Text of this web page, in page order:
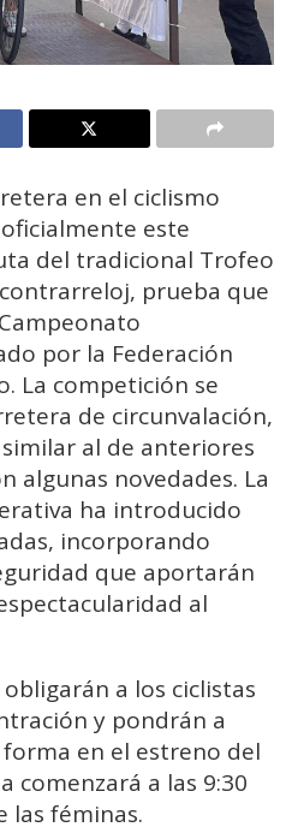
en el ciclismo
este
del tradicional Trofeo
prueba que
por la Federación
La competición se
de circunvalación,
al de anteriores
algunas novedades. La
ha introducido
incorporando
que aportarán
al
a los ciclistas
y pondrán a
en el estreno del
comenzará a las 9:30
las féminas.